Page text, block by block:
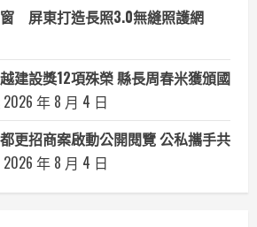
屏東打造長照3.0無縫照護網
建設獎12項殊榮 縣長周春米獲頒國
2026 年 8 月 4 日
更招商案啟動公開閱覽 公私攜手共
2026 年 8 月 4 日